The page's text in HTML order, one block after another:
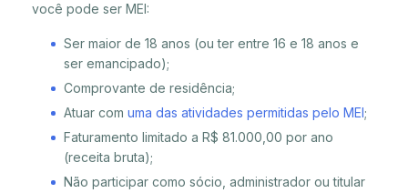
você pode ser MEI:
Ser maior de 18 anos (ou ter entre 16 e 18 anos e
ser emancipado);
Comprovante de residência;
Atuar com uma das atividades permitidas pelo MEI;
Faturamento limitado a R$ 81.000,00 por ano
(receita bruta);
Não participar como sócio, administrador ou titular